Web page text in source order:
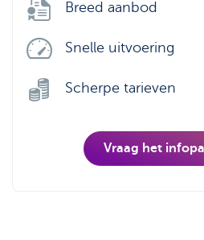
Breed aanbod
Snelle uitvoering
Scherpe tarieven
Vraag het